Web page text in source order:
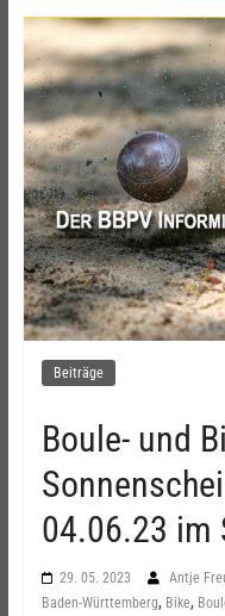
Beiträge
Boule- und
04.06.23 im
29. 05. 2023 Antje
Baden-Württemberg, Bike,